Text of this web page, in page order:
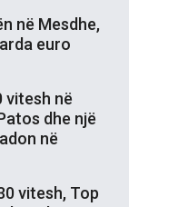
në Mesdhe,
euro
vitesh në
dhe një
në
vitesh, Top